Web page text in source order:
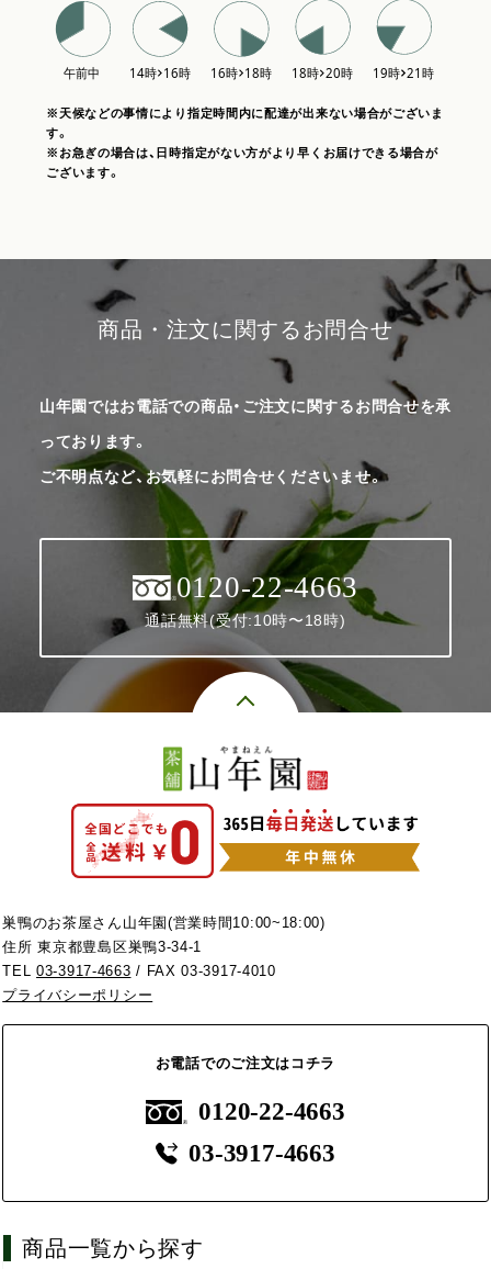
※天候などの事情により指定時間内に配達が出来ない場合がございま
す。
※お急ぎの場合は、日時指定がない方がより早くお届けできる場合が
ございます。
商品・注文に関するお問合せ
山年園ではお電話での商品・ご注文に関するお問合せを承
っております。
ご不明点など、お気軽にお問合せくださいませ。
0120-22-4663
通話無料(受付:10時〜18時)
巣鴨のお茶屋さん山年園(営業時間10:00~18:00)
住所 東京都豊島区巣鴨3-34-1
TEL03-3917-4663 / FAX 03-3917-4010
プライバシーポリシー
お電話でのご注文はコチラ
0120-22-4663
03-3917-4663
商品一覧から探す